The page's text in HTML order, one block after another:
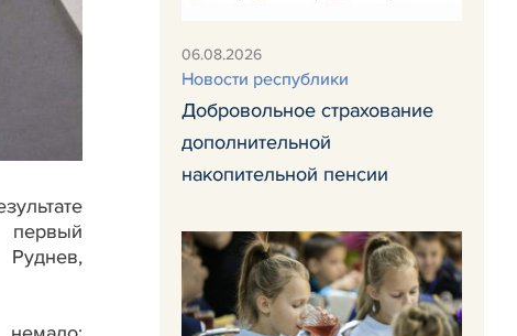
первый
Руднев,
06.08.2026
Новости республики
Добровольное страхование
дополнительной
накопительной пенсии